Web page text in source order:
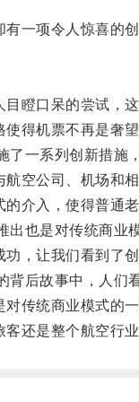
一项令人惊喜的创
口呆的尝试，这
机票不再是奢望
一系列创新措施
公司、机场和相
入，使得普通老
也是对传统商业模
让我们看到了创
后故事中，人们
统商业模式的一
是整个航空行业